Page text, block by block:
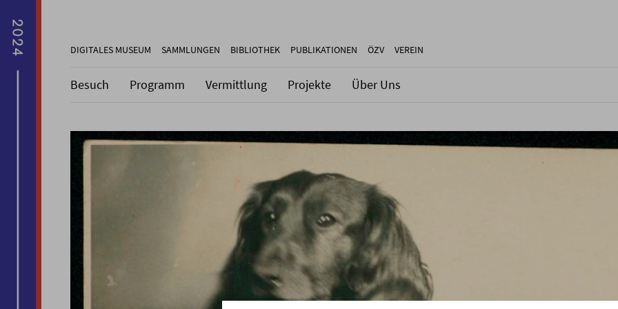
DIGITALES MUSEUM SAMMLUNGEN BIBLIOTHEK PUBLIKATIONEN ÖZV VEREIN
Besuch Programm Vermittlung Projekte Über Uns